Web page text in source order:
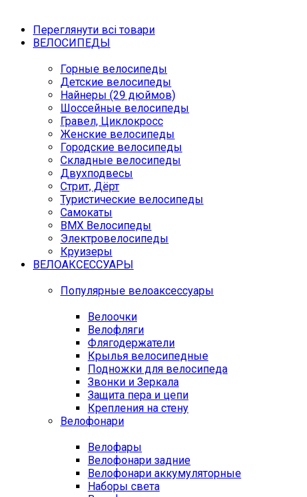
Переглянути всі товари
ВЕЛОСИПЕДЫ
Горные велосипеды
Детские велосипеды
Найнеры (29 дюймов)
Шоссейные велосипеды
Гравел, Циклокросс
Женские велосипеды
Городcкие велосипеды
Складные велосипеды
Двухподвесы
Стрит, Дёрт
Туристические велосипеды
Самокаты
BMX Велосипеды
Электровелосипеды
Круизеры
ВЕЛОАКСЕССУАРЫ
Популярные велоаксессуары
Велоочки
Велофляги
Флягодержатели
Крылья велосипедные
Подножки для велосипеда
Звонки и Зеркала
Защита пера и цепи
Крепления на стену
Велофонари
Велофары
Велофонари задние
Велофонари аккумуляторные
Наборы света